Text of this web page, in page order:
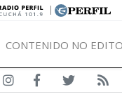
|
CONTENIDO NO